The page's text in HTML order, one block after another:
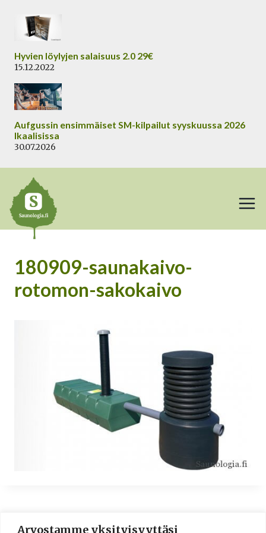
Arvostamme yksityisyyttäsi
sisältöön
Hyvien löylyjen salaisuus 2.0 29€
15.12.2022
Aufgussin ensimmäiset SM-kilpailut syyskuussa 2026
Ikaalisissa
30.07.2026
180909-saunakaivo-
rotomon-sakokaivo